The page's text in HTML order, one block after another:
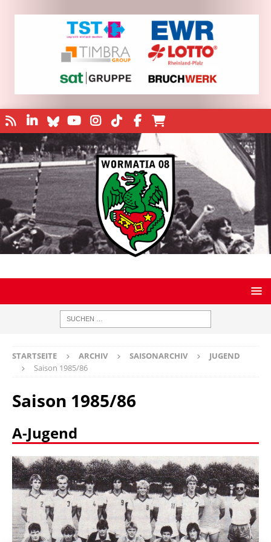
STARTSEITE ARCHIV SAISONARCHIV
JUGEND
Saison 1985/86
Saison 1985/86
A-Jugend